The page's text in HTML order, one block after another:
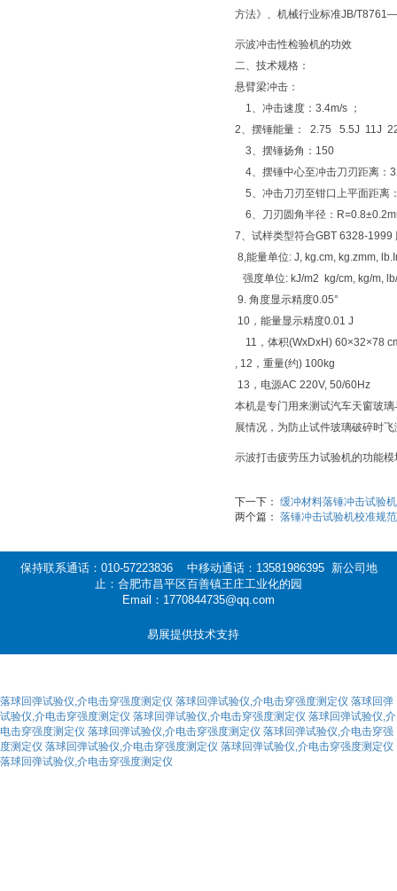
方法》、机械行业标准JB/
示波冲击性检验机的功效
二、技术规格：
悬臂梁冲击：
1、冲击速度：3.4m/s ；
2、摆锤能量： 2.75 5.5J 11J
3、摆锤扬角：150
4、摆锤中心至冲击刀刃距离：
5、冲击刀刃至钳口上平面距离
6、刀刃圆角半径：
7、试样类型符合GBT 6328-
8,能量单位: J, kg.cm, kg.zmm,
强度单位: kJ/m2 kg/cm, kg/m,
9. 角度显示精度0.05°
10，能量显示精度0.01 J
11，体积(WxDxH) 60×32×78
, 12，重量(约) 100kg
13，电源AC 220V, 50/60Hz
本机是专门用来测试汽车天窗玻
展情况，为防止试件玻璃破碎时
示波打击疲劳压力试验机的功能模
下一下： 缓冲材料落锤冲击试验机
两个篇： 落锤冲击试验机校准规范
保持联系通话：010-57223836 中移动通话：13581986395 新公司地
止：合肥市昌平区百善镇王庄工业化的园
Email：1770844735@qq.com
易展提供技术支持
落球回弹试验仪,介电击穿强度测定仪 落球回弹试验仪,介电击穿强度测定仪 落球回弹
试验仪,介电击穿强度测定仪 落球回弹试验仪,介电击穿强度测定仪 落球回弹试验仪,介
电击穿强度测定仪 落球回弹试验仪,介电击穿强度测定仪 落球回弹试验仪,介电击穿强
度测定仪 落球回弹试验仪,介电击穿强度测定仪 落球回弹试验仪,介电击穿强度测定仪
落球回弹试验仪,介电击穿强度测定仪